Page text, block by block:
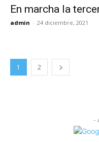
En marcha la
admin - 24 diciembre, 2021
1 2
-